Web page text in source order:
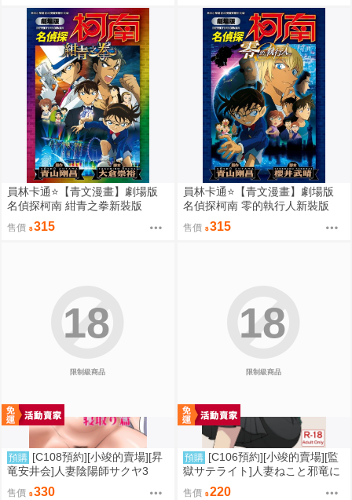
員林卡通⭐️【青文漫畫】劇場版
名偵探柯南 紺青之拳新裝版
（全）作者：青山剛昌(附尼采書
套)
售價 315
員林卡通⭐️【青文漫畫】劇場版
名偵探柯南 零的執行人新裝版
（全）作者：青山剛昌(附尼采書
套)
售價 315
限制級商品
18
預購 [C108預約][小竣的賣場][昇
竜安井会]人妻陰陽師サクヤ3
寝取り篇 同人誌id=3785657
售價 330
限制級商品
18
預購 [C106預約][小竣的賣場][監
獄サテライト]人妻ねこと邪竜に
ゃ 同人誌id=3191266
售價 220